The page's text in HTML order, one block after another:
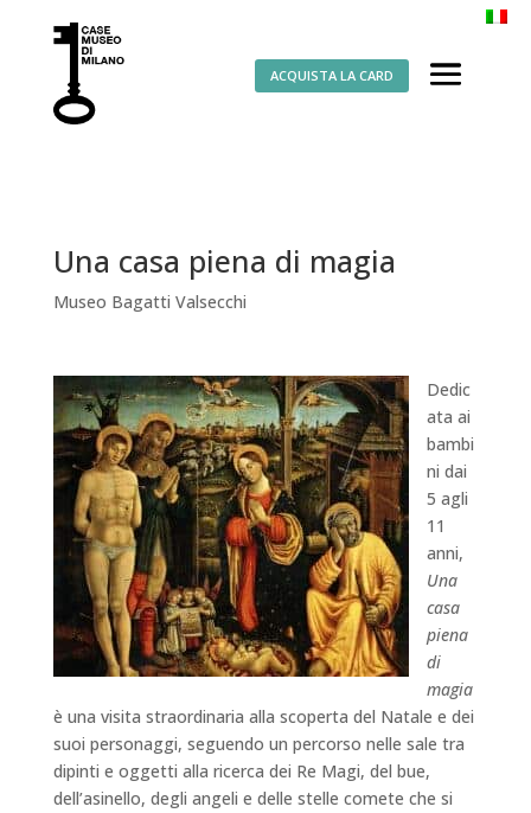
ACQUISTA LA CARD
Una casa piena di magia
Museo Bagatti Valsecchi
Dedic
ata ai
bambi
ni dai
5 agli
11
anni,
Una
casa
piena
di
magia
è una visita straordinaria alla scoperta del Natale e dei
suoi personaggi, seguendo un percorso nelle sale tra
dipinti e oggetti alla ricerca dei Re Magi, del bue,
dell’asinello, degli angeli e delle stelle comete che si